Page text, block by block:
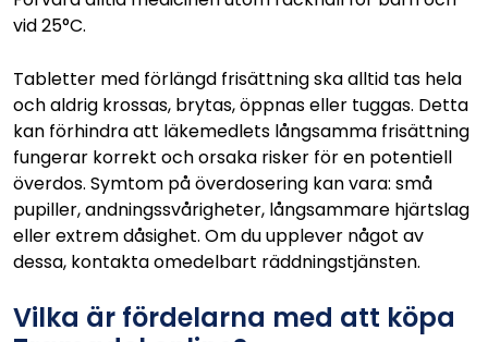
vid 25°C.
Tabletter med förlängd frisättning ska alltid tas hela
och aldrig krossas, brytas, öppnas eller tuggas. Detta
kan förhindra att läkemedlets långsamma frisättning
fungerar korrekt och orsaka risker för en potentiell
överdos. Symtom på överdosering kan vara: små
pupiller, andningssvårigheter, långsammare hjärtslag
eller extrem dåsighet. Om du upplever något av
dessa, kontakta omedelbart räddningstjänsten.
Vilka är fördelarna med att köpa